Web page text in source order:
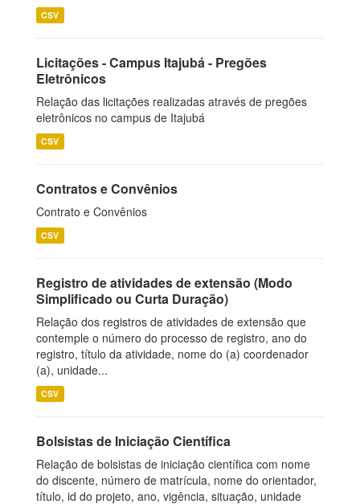
CSV
Licitações - Campus Itajubá - Pregões
Eletrônicos
Relação das licitações realizadas através de pregões
eletrônicos no campus de Itajubá
CSV
Contratos e Convênios
Contrato e Convênios
CSV
Registro de atividades de extensão (Modo
Simplificado ou Curta Duração)
Relação dos registros de atividades de extensão que
contemple o número do processo de registro, ano do
registro, título da atividade, nome do (a) coordenador
(a), unidade...
CSV
Bolsistas de Iniciação Científica
Relação de bolsistas de iniciação científica com nome
do discente, número de matrícula, nome do orientador,
título, id do projeto, ano, vigência, situação, unidade